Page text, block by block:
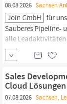
08.08.2026 Sachsen
Join GmbH für
Sauberes Pipeline-
alle
und eine klare
Zusammenarbeit
Sales
Cloud
07.08.2026 Sachsen,